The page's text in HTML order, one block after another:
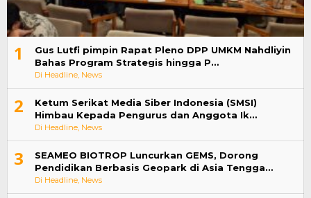
1
Gus Lutfi pimpin Rapat Pleno DPP UMKM Nahdliyin
Bahas Program Strategis hingga P…
Di Headline, News
2
Ketum Serikat Media Siber Indonesia (SMSI)
Himbau Kepada Pengurus dan Anggota Ik…
Di Headline, News
3
SEAMEO BIOTROP Luncurkan GEMS, Dorong
Pendidikan Berbasis Geopark di Asia Tengga…
Di Headline, News